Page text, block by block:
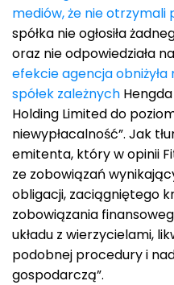
mediów, że nie otrzymali
spółka nie ogłosiła
oraz nie odpowiedziała
efekcie agencja
spółek zależnych
Holding Limited do
niewypłacalność”. Jak
emitenta, który w opinii
ze zobowiązań
obligacji, zaciągniętego
zobowiązania
układu z wierzycielami,
podobnej procedury i
gospodarczą”.